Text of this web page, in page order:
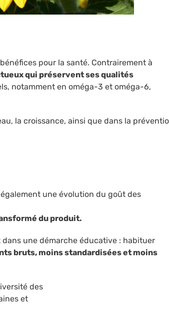
pour la santé. Contrairement à
qui préservent ses qualités
notamment en oméga-3 et oméga-6,
la croissance, ainsi que dans la
une évolution du goût des
du produit.
dans une démarche éducative : habituer
bruts, moins standardisées et moins
des
et